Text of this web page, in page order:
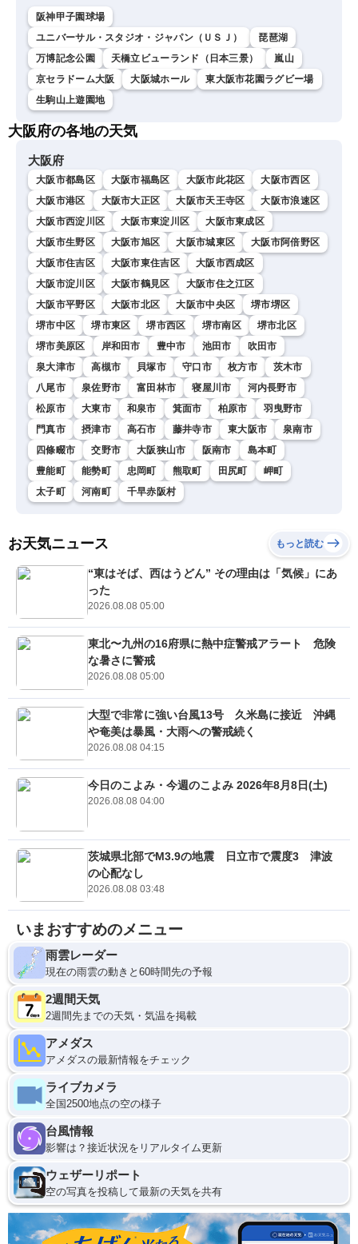
阪神甲子園球場
ユニバーサル・スタジオ・ジャパン（ＵＳＪ）
琵琶湖
万博記念公園
天橋立ビューランド（日本三景）
嵐山
京セラドーム大阪
大阪城ホール
東大阪市花園ラグビー場
生駒山上遊園地
大阪府の各地の天気
大阪府
大阪市都島区 大阪市福島区 大阪市此花区
大阪市西区
大阪市港区
大阪市大正区 大阪市天王寺区
大阪市浪速区
大阪市西淀川区
大阪市東淀川区
大阪市東成区
大阪市生野区
大阪市旭区 大阪市城東区
大阪市阿倍野区
大阪市住吉区
大阪市東住吉区
大阪市西成区
大阪市淀川区
大阪市鶴見区
大阪市住之江区
大阪市平野区
大阪市北区 大阪市中央区
堺市堺区
堺市中区
堺市東区 堺市西区 堺市南区
堺市北区
堺市美原区
岸和田市 豊中市 池田市
吹田市
泉大津市
高槻市 貝塚市 守口市 枚方市
茨木市
八尾市
泉佐野市 富田林市 寝屋川市
河内長野市
松原市
大東市 和泉市 箕面市 柏原市
羽曳野市
門真市
摂津市 高石市 藤井寺市 東大阪市
泉南市
四條畷市
交野市 大阪狭山市 阪南市
島本町
豊能町
能勢町 忠岡町 熊取町 田尻町
岬町
太子町
河南町 千早赤阪村
お天気ニュース もっと読む
“東はそば、西はうどん” その理由は「気候」にあ
った
2026.08.08 05:00
東北〜九州の16府県に熱中症警戒アラート 危険
な暑さに警戒
2026.08.08 05:00
大型で非常に強い台風13号 久米島に接近 沖縄
や奄美は暴風・大雨への警戒続く
2026.08.08 04:15
今日のこよみ・今週のこよみ 2026年8月8日(土)
2026.08.08 04:00
茨城県北部でM3.9の地震 日立市で震度3 津波
の心配なし
2026.08.08 03:48
いまおすすめのメニュー
雨雲レーダー
現在の雨雲の動きと60時間先の予報
2週間天気
2週間先までの天気・気温を掲載
アメダス
アメダスの最新情報をチェック
ライブカメラ
全国2500地点の空の様子
台風情報
影響は？接近状況をリアルタイム更新
ウェザーリポート
空の写真を投稿して最新の天気を共有